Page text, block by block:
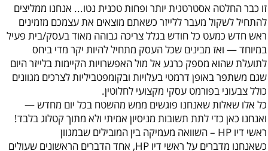
זו כבר החלטה אסטרטגית יותר ופחות טכנית נטו... אנחנו ממליצים
להתחיל לשקול מעבר ללייזר כשאתם מוצאים את עצמכם מזמינים
ראש חדש כמעט כל חודש בגלל צריכה גבוהה מאוד בעסק/בית פעיל
במיוחד — ואז מבינים שכל העסק מתחיל להיות יקר מדי ביחס
לתועלת שהוא מספק כרגע אל מול האפשרויות הקיימות בלייזר היום
שגם משתפר באופן דרמטי בעלויות ובקומפטביליות לצרכים מגוונים
כולל צבעוני בפורמט עסקי מקצועי לחלוטין.
כל אלו שאלות שאנחנו פוגשים ממש מהשטח בכל יום מחדש —
ואנחנו כאן כדי לתת תשובות מניסיון אמיתי ולא מתוך קטלוג בלבד!
ראשי דיו HP – השוואה מעמיקה בין המובילים שבמגוון
כשאנחנו מדברים על ראשי דיו HP, אחד הדברים הראשונים שעולים